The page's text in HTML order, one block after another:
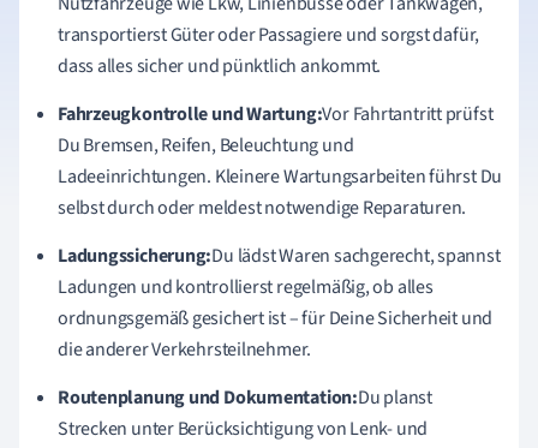
transportierst Güter oder Passagiere und sorgst dafür,
dass alles sicher und pünktlich ankommt.
Fahrzeugkontrolle und Wartung:Vor Fahrtantritt prüfst
Du Bremsen, Reifen, Beleuchtung und
Ladeeinrichtungen. Kleinere Wartungsarbeiten führst Du
selbst durch oder meldest notwendige Reparaturen.
Ladungssicherung:Du lädst Waren sachgerecht, spannst
Ladungen und kontrollierst regelmäßig, ob alles
ordnungsgemäß gesichert ist – für Deine Sicherheit und
die anderer Verkehrsteilnehmer.
Routenplanung und Dokumentation:Du planst
Strecken unter Berücksichtigung von Lenk- und